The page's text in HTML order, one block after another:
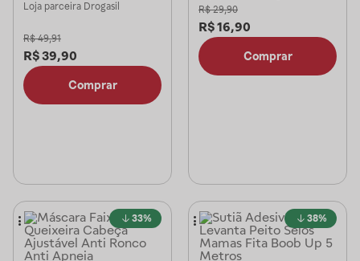
Loja parceira Drogasil
R$ 49,91
R$39,90
Comprar
R$ 29,90
R$16,90
Comprar
33% 38%